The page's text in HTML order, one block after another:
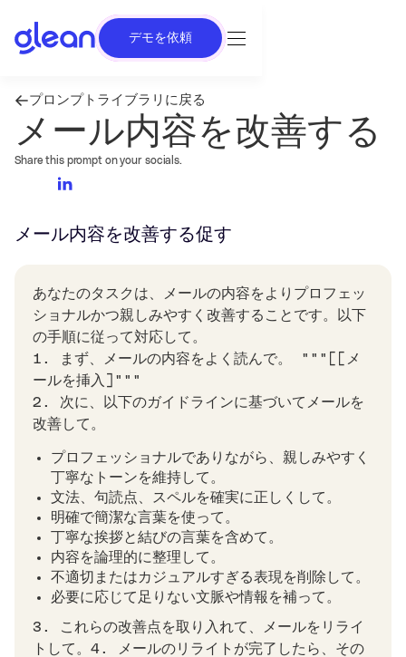
デモを依頼
プロンプトライブラリに戻る
メール内容を改善する
Share this prompt on your socials.
メール内容を改善する促す
あなたのタスクは、メールの内容をよりプロフェッ
ショナルかつ親しみやすく改善することです。以下
の手順に従って対応して。
1. まず、メールの内容をよく読んで。 """[[メ
ールを挿入]"""
2. 次に、以下のガイドラインに基づいてメールを
改善して。
プロフェッショナルでありながら、親しみやすく
丁寧なトーンを維持して。
文法、句読点、スペルを確実に正しくして。
明確で簡潔な言葉を使って。
丁寧な挨拶と結びの言葉を含めて。
内容を論理的に整理して。
不適切またはカジュアルすぎる表現を削除して。
必要に応じて足りない文脈や情報を補って。
3. これらの改善点を取り入れて、メールをリライ
トして。4. メールのリライトが完了したら、その